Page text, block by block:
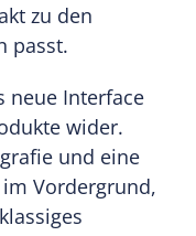
zu den
passt.
neue Interface
wider.
und eine
Vordergrund,